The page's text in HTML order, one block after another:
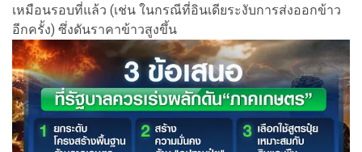
เหมือนรอบที่แล้ว (เช่น ในกรณีที่อินเดียระงับการส่งออกข้าว
อีกครั้ง) ซึ่งดันราคาข้าวสูงขึ้น